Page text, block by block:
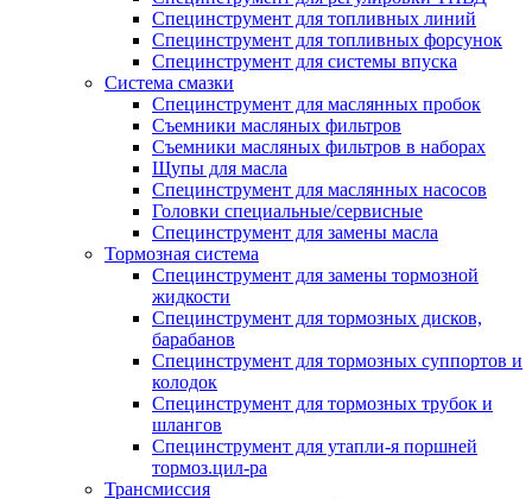
Специнструмент для топливных линий
Специнструмент для топливных форсунок
Специнструмент для системы впуска
Система смазки
Специнструмент для маслянных пробок
Съемники масляных фильтров
Съемники масляных фильтров в наборах
Щупы для масла
Специнструмент для маслянных насосов
Головки специальные/сервисные
Специнструмент для замены масла
Тормозная система
Специнструмент для замены тормозной
жидкости
Специнструмент для тормозных дисков,
барабанов
Специнструмент для тормозных суппортов и
колодок
Специнструмент для тормозных трубок и
шлангов
Специнструмент для утапли-я поршней
тормоз.цил-ра
Трансмиссия